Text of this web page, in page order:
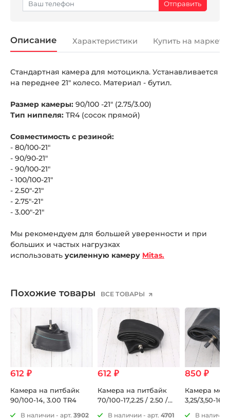
Описание Характеристики Купить на
Стандартная камера для мотоцикла. Устанавливается
на переднее 21" колесо. Материал - бутил.
Размер камеры: 90/100 -21" (2.75/3.00)
Тип ниппеля: TR4 (сосок прямой)
Совместимость с резиной:
- 80/100-21"
- 90/90-21"
- 90/100-21"
- 100/100-21"
- 2.50"-21"
- 2.75"-21"
- 3.00"-21"
Мы рекомендуем для большей уверенности и при
больших и частых нагрузках
использовать усиленную камеру Mitas.
Похожие товары ВСЕ ТОВАРЫ
612 ₽
Камера на питбайк
90/100-14, 3.00 TR4
В наличии - арт. 3902
612 ₽
Камера на питбайк
70/100-17,2.25 / 2.50 /
В наличии - арт. 4701
850 ₽
Камера мото
3,25/3,50-16
В наличии